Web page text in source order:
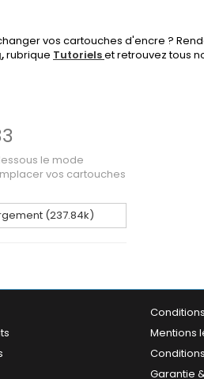
vos cartouches d'encre ?
,rubrique Tutorielset retrouvez tous
le mode
vos cartouches
(237.84k)
Mentions
Garantie